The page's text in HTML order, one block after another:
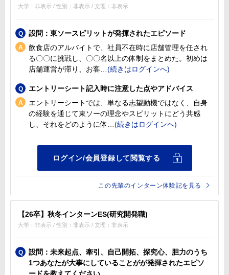
大学：非表示 / 性別：非表示 / 文理：非表示
設問：東ソースピリットが発揮されたエピソード
飲食店のアルバイトで、社員不在時に店舗管理を任され
る〇〇に挑戦し、〇〇名以上の体制をまとめた。初めは
店舗運営が滞り、お客
エントリーシート記入時に注意した点やアドバイス
エントリーシートでは、単なる志望動機ではなく、自身
の経験を通じて東ソーの理念やスピリットにどう共感
し、それをどのように体
この先輩のインターン体験記を見る
【26卒】秋冬インターンES(研究開発職)
大学：非表示 / 性別：非表示 / 文理：非表示
設問：未来起点、牽引、自己開拓、探究心、胆力のうち
1つあなたが大事にしていることがが発揮されたエピソ
ードを教えてください。